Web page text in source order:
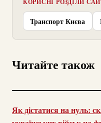
Транспорт Києва
Читайте також
Як дістатися на нуль: